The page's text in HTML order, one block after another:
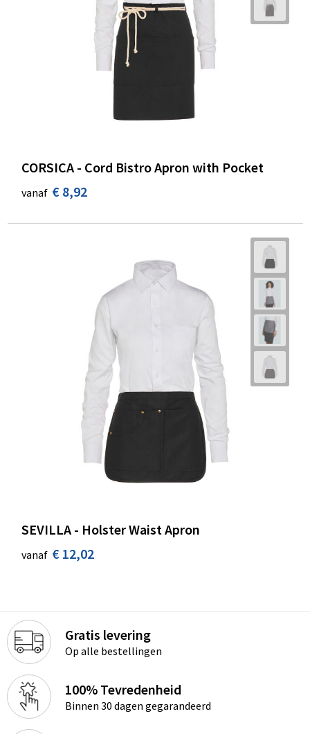
CORSICA - Cord Bistro Apron with Pocket
vanaf € 8,92
SEVILLA - Holster Waist Apron
vanaf € 12,02
Gratis levering
Op alle bestellingen
100% Tevredenheid
Binnen 30 dagen gegarandeerd